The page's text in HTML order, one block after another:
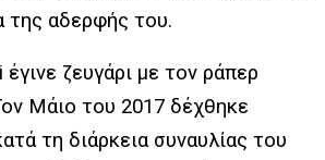
της αδερφής του.
ζευγάρι με τον ράπερ
Μάιο του 2017 δέχθηκε
τη διάρκεια συναυλίας του